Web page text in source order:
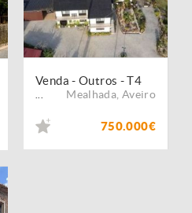
Venda - Outros - T4
Mealhada Aveiro
750.000€